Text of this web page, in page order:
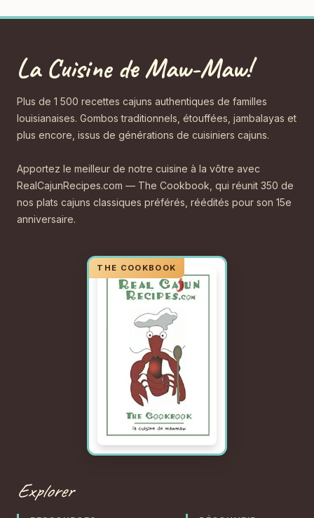
La Cuisine de Maw-Maw!
Plus de 1 500 recettes cajuns authentiques de familles
louisianaises. Gombos traditionnels, étouffées, jambalayas et
plus encore, issus de générations de cuisiniers cajuns.
Apportez le meilleur de notre cuisine à la vôtre avec
RealCajunRecipes.com — The Cookbook, qui réunit 350 de
nos plats cajuns classiques préférés, réédités pour son 15e
anniversaire.
Explorer